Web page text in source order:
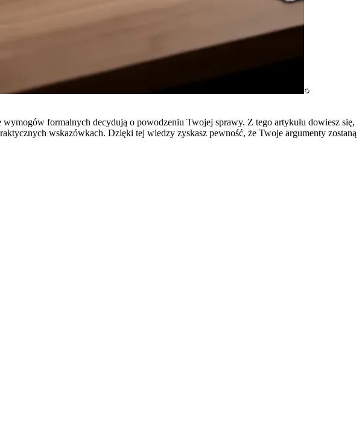
formalnych decydują o powodzeniu Twojej sprawy. Z tego artykułu dowiesz się,
wskazówkach. Dzięki tej wiedzy zyskasz pewność, że Twoje argumenty zostaną